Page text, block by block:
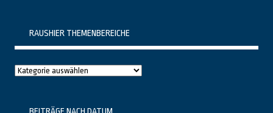
RAUSHIER THEMENBEREICHE
Raushier